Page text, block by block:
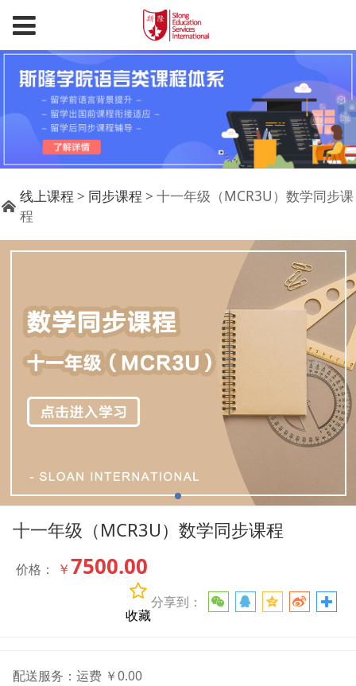
十一年级（MCR3U）数
学同步课程
线上课程 > 同步课程 > 十一年级（MCR3U）数学同步课
程
十一年级（MCR3U）数学同步课程
价格： ￥7500.00
分享到：
收藏
配送服务： 运费 ￥0.00